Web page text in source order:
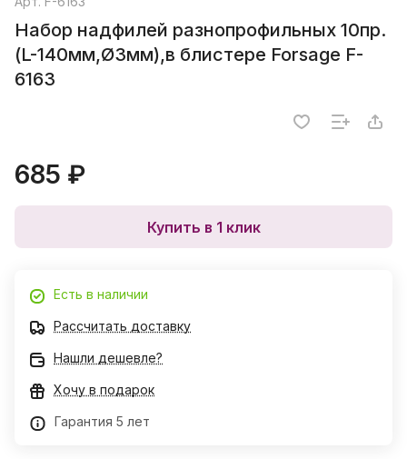
Набор надфилей разнопрофильных 10пр.
(L-140мм,Ø3мм),в блистере Forsage F-
6163
685 ₽
Купить в 1 клик
Есть в наличии
Рассчитать доставку
Нашли дешевле?
Хочу в подарок
Гарантия 5 лет